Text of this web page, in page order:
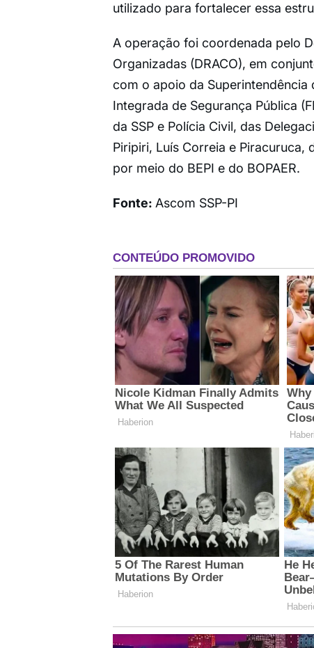
utilizado para fortalecer essa
A operação foi coordenada pelo
Organizadas (DRACO), em
com o apoio da Superintendência
Integrada de Segurança Pública
da SSP e Polícia Civil, das
Piripiri, Luís Correia e Piracuruca,
por meio do BEPI e do BOPAER.
Fonte: Ascom SSP-PI